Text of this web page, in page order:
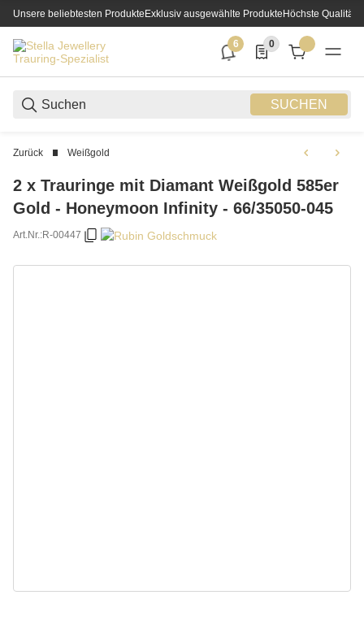
Unsere beliebtesten ProdukteExklusiv ausgewählte ProdukteHöchste Qualität
SUCHEN
6
6 neue Notifizierungen
0
0 Produkte in der
Zurück Weißgold
2 x Trauringe mit Diamant Weißgold 585er
Gold - Honeymoon Infinity - 66/35050-045
Art.Nr.:R-00447